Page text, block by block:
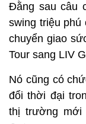
Đằng sau câu
swing triệu
chuyển giao
Tour sang LIV
Nó cũng có
đổi thời đại
thị trường mới